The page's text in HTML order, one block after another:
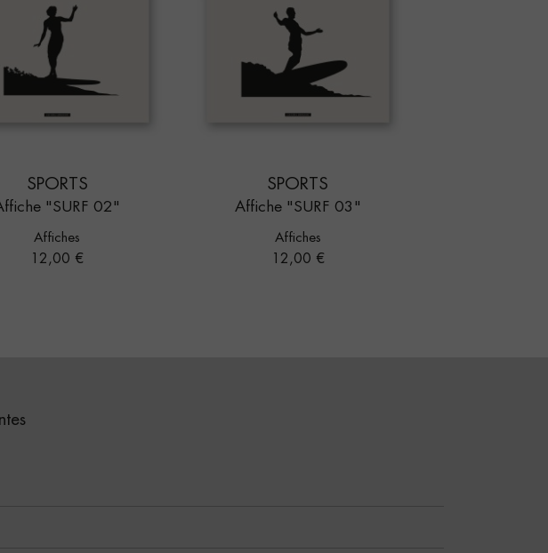
SPORTS
"SURF 02"
Affiches
Prix
12,00 €
SPORTS
Affiche "SURF 03"
Affiches
Prix
12,00 €